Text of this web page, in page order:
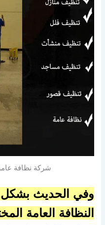
شركة نظافة
وفي الحديث
النظافة العامة